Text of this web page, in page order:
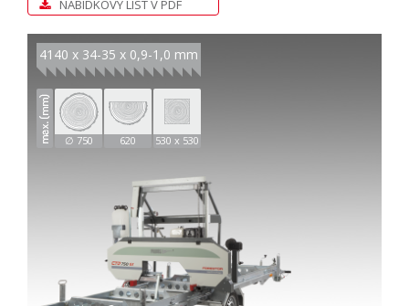
NABÍDKOVÝ LIST V PDF
4140 x 34-35 x 0,9-1,0 mm
∅ 750 620 530 x 530